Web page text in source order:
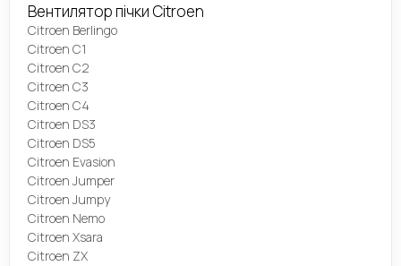
Вентилятор пічки Citroen
Citroen Berlingo
Citroen C1
Citroen C2
Citroen C3
Citroen C4
Citroen DS3
Citroen DS5
Citroen Evasion
Citroen Jumper
Citroen Jumpy
Citroen Nemo
Citroen Xsara
Citroen ZX